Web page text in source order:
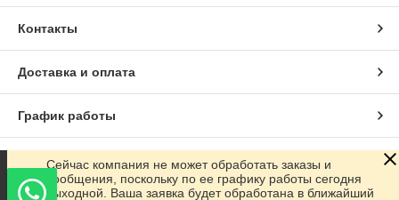
Контакты
Доставка и оплата
График работы
Полная версия сайта
Сейчас компания не может обработать заказы и
сообщения, поскольку по ее графику работы сегодня
выходной. Ваша заявка будет обработана в ближайший